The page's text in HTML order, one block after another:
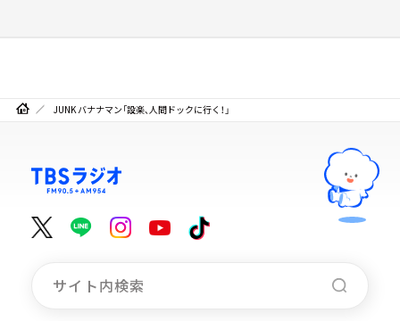
JUNK バナナマン「設楽、人間ドックに行く！」